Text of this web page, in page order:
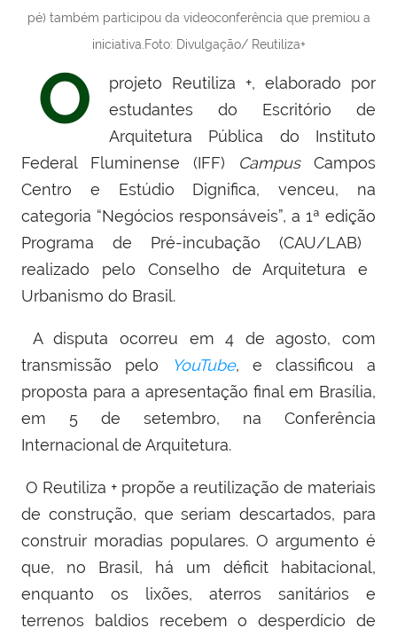
pé) também participou da videoconferência que premiou a
iniciativa.Foto: Divulgação/ Reutiliza+
O
projeto Reutiliza +, elaborado por
estudantes do Escritório de
Arquitetura Pública do Instituto
Federal Fluminense (IFF) CampusCampos
Centro e Estúdio Dignifica, venceu, na
categoria “Negócios responsáveis”, a 1ª edição
Programa de Pré-incubação (CAU/LAB)
realizado pelo Conselho de Arquitetura e
Urbanismo do Brasil.
A disputa ocorreu em 4 de agosto, com
transmissão pelo
YouTube, e classificou a
proposta para a apresentação final em Brasília,
em 5 de setembro, na Conferência
Internacional de Arquitetura.
O Reutiliza + propõe a reutilização de materiais
de construção, que seriam descartados, para
construir moradias populares. O argumento é
que, no Brasil, há um déficit habitacional,
enquanto os lixões, aterros sanitários e
terrenos baldios recebem o desperdício de